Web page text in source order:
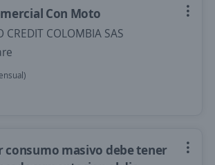
Con Moto
CREDIT COLOMBIA SAS
consumo masivo debe tener